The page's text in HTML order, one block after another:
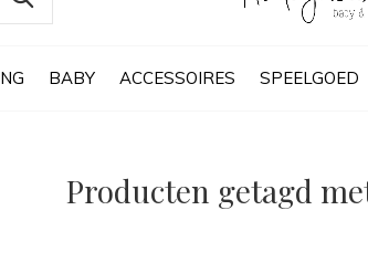
BABY ACCESSOIRES SPEELGOED
Producten getagd